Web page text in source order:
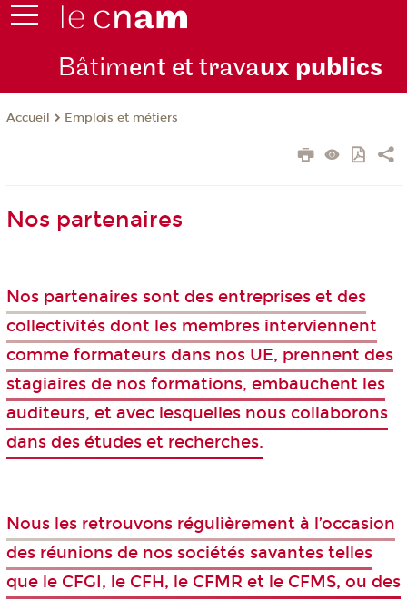
Bâtiment et travaux publics
Accueil Emplois et métiers
Nos partenaires
Nos partenaires sont des entreprises et des
collectivités dont les membres interviennent
comme formateurs dans nos UE, prennent des
stagiaires de nos formations, embauchent les
auditeurs, et avec lesquelles nous collaborons
dans des études et recherches.
Nous les retrouvons régulièrement à l’occasion
des réunions de nos sociétés savantes telles
que le CFGI, le CFH, le CFMR et le CFMS, ou des